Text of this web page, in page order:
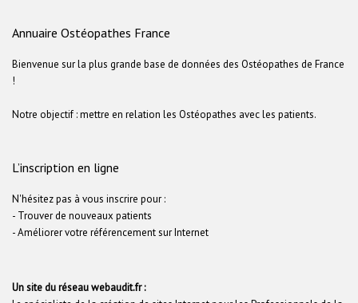
Annuaire Ostéopathes France
Bienvenue sur la plus grande base de données des Ostéopathes de France
!
Notre objectif : mettre en relation les Ostéopathes avec les patients.
L’inscription en ligne
N'hésitez pas à vous inscrire pour :
- Trouver de nouveaux patients
- Améliorer votre référencement sur Internet
Un site du réseau webaudit.fr :